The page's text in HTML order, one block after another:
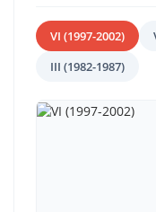
VI (1997-2002)
III (1982-1987)